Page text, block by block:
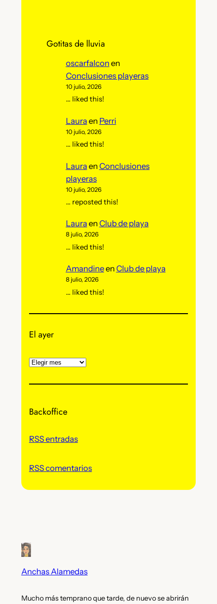
Gotitas de lluvia
oscarfalcon en
Conclusiones playeras
10 julio, 2026
… liked this!
Laura en Perri
10 julio, 2026
… liked this!
Laura en Conclusiones
playeras
10 julio, 2026
… reposted this!
Laura en Club de playa
8 julio, 2026
… liked this!
Amandineen Club de playa
8 julio, 2026
… liked this!
El ayer
A
c
i
o
Backoffice
RSS entradas
RSS comentarios
Anchas Alamedas
Mucho más temprano que tarde, de nuevo se abrirán